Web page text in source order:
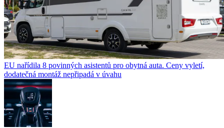
EU nařídila 8 povinných asistentů pro obytná auta. Ceny vyletí,
dodatečná montáž nepřipadá v úvahu